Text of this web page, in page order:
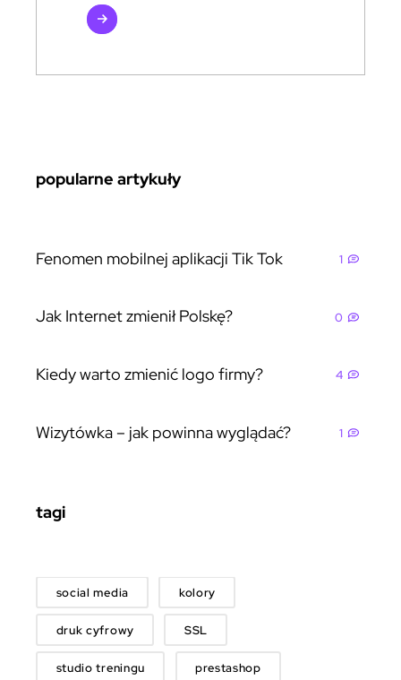
czytaj
więcej
popularne artykuły
Fenomen mobilnej aplikacji Tik Tok 1
Jak Internet zmienił Polskę? 0
Kiedy warto zmienić logo firmy? 4
Wizytówka – jak powinna wyglądać? 1
tagi
social media kolory
druk cyfrowy SSL
studio treningu prestashop